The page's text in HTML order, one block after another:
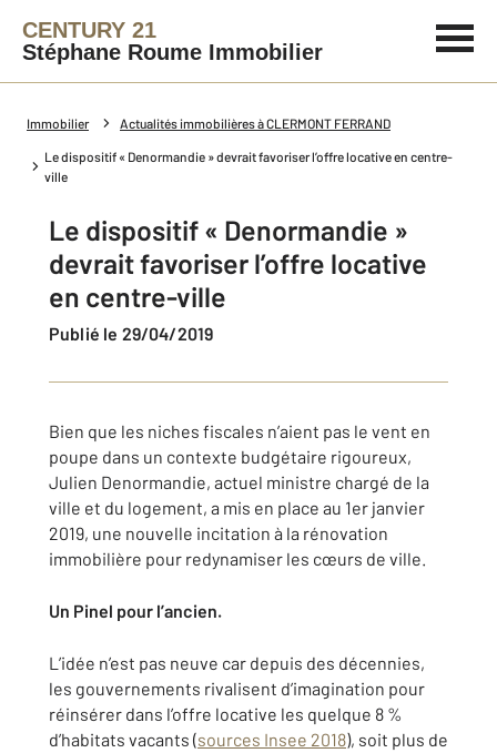
CENTURY 21
Stéphane Roume Immobilier
Immobilier Actualités immobilières à CLERMONT FERRAND
Le dispositif « Denormandie » devrait favoriser l’offre locative en centre-
ville
Le dispositif « Denormandie »
devrait favoriser l’offre locative
en centre-ville
Publié le 29/04/2019
Bien que les niches fiscales n’aient pas le vent en
poupe dans un contexte budgétaire rigoureux,
Julien Denormandie, actuel ministre chargé de la
ville et du logement, a mis en place au 1er janvier
2019, une nouvelle incitation à la rénovation
immobilière pour redynamiser les cœurs de ville.
Un Pinel pour l’ancien.
L’idée n’est pas neuve car depuis des décennies,
les gouvernements rivalisent d’imagination pour
réinsérer dans l’offre locative les quelque 8 %
d’habitats vacants (sources Insee 2018), soit plus de